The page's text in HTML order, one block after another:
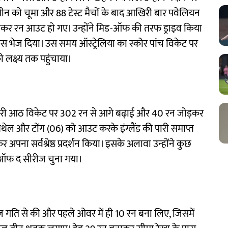
को चूमा और 88 टेस्ट मैचों के बाद आखिरी बार पवेलियन
रन आउट हो गए। उन्होंने मिड-ऑफ की तरफ ड्राइव किया
दिया। उस समय ऑस्ट्रेलिया का स्कोर पांच विकेट पर
लक्ष्य तक पहुंचाया।
आठ विकेट पर 302 रन से आगे बढ़ाई और 40 रन जोड़कर
और टोंग (06) को आउट करके इंग्लैंड की पारी समाप्त
सर्वश्रेष्ठ प्रदर्शन किया। इसके अलावा उन्होंने कुछ
द सीरीज चुना गया।
गति से की और पहले ओवर में ही 10 रन बना लिए, जिसमें